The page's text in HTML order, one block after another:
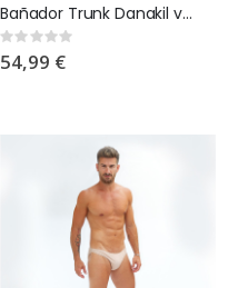
Bañador Trunk Danakil verde
Rating:
0%
54,99 €